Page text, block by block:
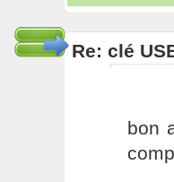
Re: clé
bon